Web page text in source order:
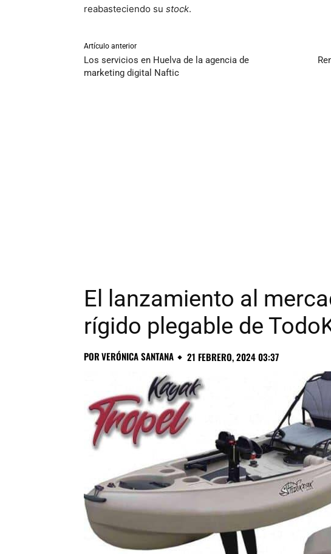
reabasteciendo su stock.
Artículo anterior
Los servicios en Huelva de la agencia de
marketing digital Naftic
El lanzamiento al
rígido plegable de
PORVERÓNICA SANTANA 21 FEBRERO, 2024 03:37